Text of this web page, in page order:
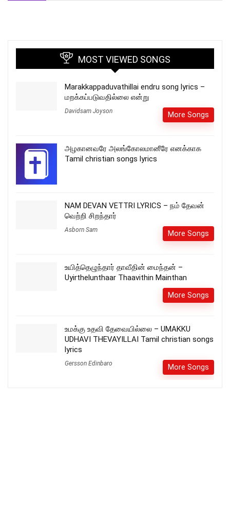
MOST VIEWED SONGS
Marakkappaduvathillai endru song lyrics –
மறக்கப்படுவதில்லை என்று
Davidsam Joyson More Songs
அழகானவரே அலங்கோலமானீரே எனக்காக
Tamil christian songs lyrics
NAM DEVAN VETTRI LYRICS – நம் தேவன்
வெற்றி சிறந்தார்
Asborn Sam More Songs
உயித்தெழுந்தார் தாவீதின் மைந்தன் –
Uyirthelunthaar Thaavithin Mainthan
More Songs
உமக்கு உதவி தேவையில்லை – UMAKKU
UDHAVI THEVAYILLAI Tamil christian songs
lyrics
Gersson Edinbaro More Songs